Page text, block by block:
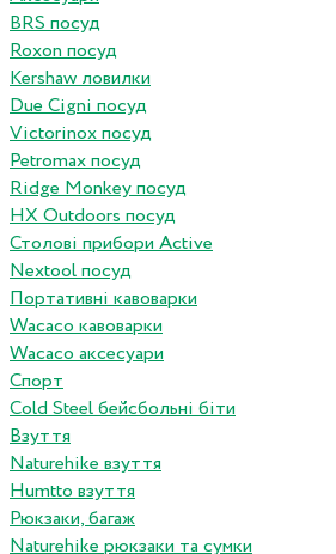
BRS посуд
Roxon посуд
Kershaw ловилки
Due Cigni посуд
Victorinox посуд
Petromax посуд
Ridge Monkey посуд
HX Outdoors посуд
Столові прибори Active
Nextool посуд
Портативні кавоварки
Wacaco кавоварки
Wacaco аксесуари
Спорт
Cold Steel бейсбольні біти
Взуття
Naturehike взуття
Humtto взуття
Рюкзаки, багаж
Naturehike рюкзаки та сумки